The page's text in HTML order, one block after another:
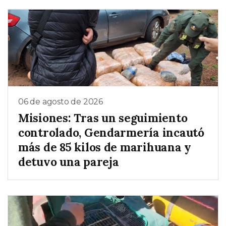
06 de agosto de 2026
Misiones: Tras un seguimiento
controlado, Gendarmería incautó
más de 85 kilos de marihuana y
detuvo una pareja